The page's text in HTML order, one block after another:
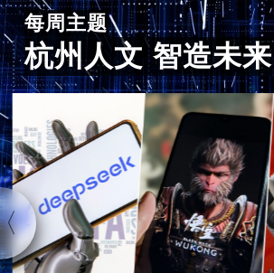
每周主题
杭州人文 智造未来